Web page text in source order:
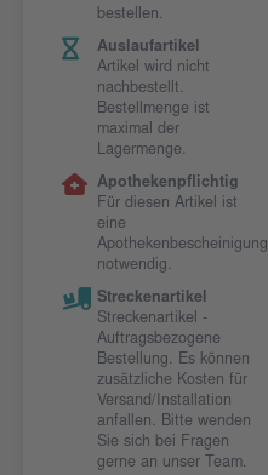
bestellen.
Auslaufartikel
Artikel wird nicht
nachbestellt.
Bestellmenge ist
maximal der
Lagermenge.
Apothekenpflichtig
Für diesen Artikel ist
eine
Apothekenbescheinigung
notwendig.
Streckenartikel
Streckenartikel -
Auftragsbezogene
Bestellung. Es können
zusätzliche Kosten für
Versand/Installation
anfallen. Bitte wenden
Sie sich bei Fragen
gerne an unser Team.